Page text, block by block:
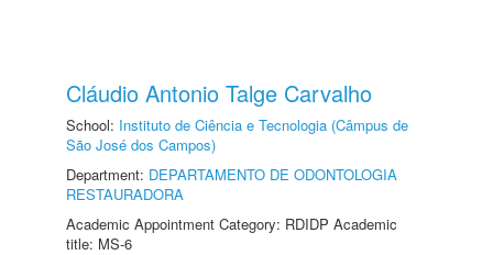
Cláudio Antonio Talge Carvalho
School: Instituto de Ciência e Tecnologia (Câmpus de
São José dos Campos)
Department: DEPARTAMENTO DE ODONTOLOGIA
RESTAURADORA
Academic Appointment Category: RDIDP Academic
title: MS-6